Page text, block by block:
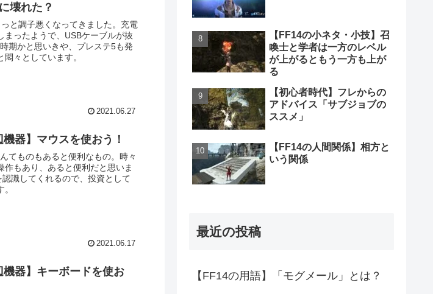
壊れた？
と調子悪くなってきました。充電
まったようで、USBケーブルが抜
期かと思いきや、プレステ5も発
々としています。
2021.06.27
器】マウスを使おう！
てものもあると便利なもの。時々
もあり、あると便利だと思いま
識してくれるので、投資として
2021.06.17
機器】キーボードを使お
【FF14の小ネタ・小技】召
喚士と学者は一方のレベル
が上がるともう一方も上が
る
【初心者時代】フレからの
アドバイス「サブジョブの
ススメ」
【FF14の人間関係】相方と
いう関係
最近の投稿
【FF14の用語】「モグメール」とは？